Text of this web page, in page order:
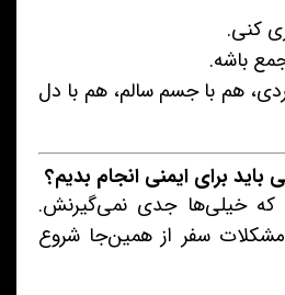
کنی.
باشه.
هم با جسم سالم، هم با دل
که خیلی‌ها جدی نمی‌گیرنش.
سفر از همین‌جا شروع